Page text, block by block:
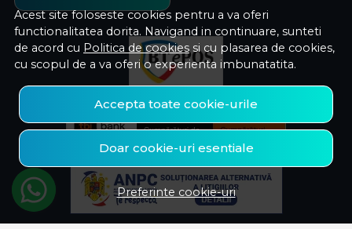
Acest site foloseste cookies pentru a va oferi
functionalitatea dorita. Navigand in continuare, sunteti
de acord cu Politica de cookies si cu plasarea de cookies,
cu scopul de a va oferi o experienta imbunatatita.
Accepta toate cookie-urile
Doar cookie-uri esentiale
Preferinte cookie-uri